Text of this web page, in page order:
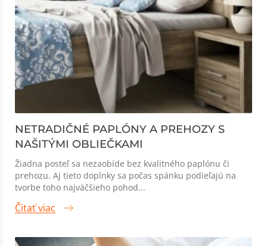
NETRADIČNÉ PAPLÓNY A PREHOZY S
NAŠITÝMI OBLIEČKAMI
Žiadna posteľ sa nezaobíde bez kvalitného paplónu či
prehozu. Aj tieto doplnky sa počas spánku podieľajú na
tvorbe toho najväčšieho pohod...
Čitať viac